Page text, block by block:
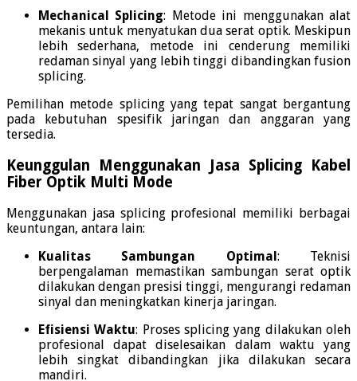
Mechanical Splicing:
Metode ini menggunakan alat
mekanis untuk menyatukan dua serat optik. Meskipun
lebih sederhana, metode ini cenderung memiliki
redaman sinyal yang lebih tinggi dibandingkan fusion
splicing.
Pemilihan metode splicing yang tepat sangat bergantung
pada kebutuhan spesifik jaringan dan anggaran yang
tersedia.
Keunggulan Menggunakan
Jasa Splicing Kabel
Fiber Optik Multi Mode
Menggunakan jasa splicing profesional memiliki berbagai
keuntungan, antara lain:
Kualitas Sambungan Optimal: Teknisi
berpengalaman memastikan sambungan serat optik
dilakukan dengan presisi tinggi, mengurangi redaman
sinyal dan meningkatkan kinerja jaringan.
Efisiensi Waktu: Proses splicing yang dilakukan oleh
profesional dapat diselesaikan dalam waktu yang
lebih singkat dibandingkan jika dilakukan secara
mandiri.